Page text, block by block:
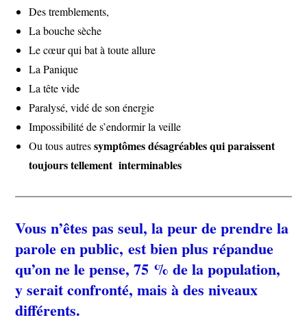
Des tremblements,
La bouche sèche
Le cœur qui bat à toute allure
La Panique
La tête vide
Paralysé, vidé de son énergie
Impossibilité de s’endormir la veille
Ou tous autressymptômes désagréables qui paraissent
toujours tellement interminables
Vous n’êtes pas seul, la peur de prendre la
parole en public, est bien plus répandue
qu’on ne le pense, 75 % de la population,
y serait confronté, mais à des niveaux
différents.